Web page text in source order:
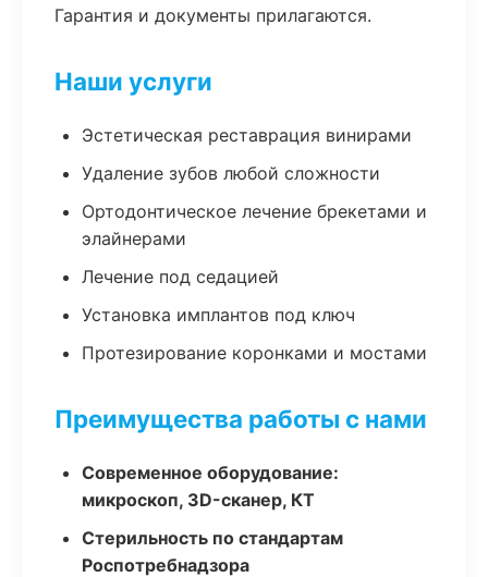
Гарантия и документы прилагаются.
Наши услуги
Эстетическая реставрация винирами
Удаление зубов любой сложности
Ортодонтическое лечение брекетами и
элайнерами
Лечение под седацией
Установка имплантов под ключ
Протезирование коронками и мостами
Преимущества работы с нами
Современное оборудование:
микроскоп, 3D-сканер, КТ
Стерильность по стандартам
Роспотребнадзора